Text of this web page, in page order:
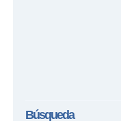
Búsqueda